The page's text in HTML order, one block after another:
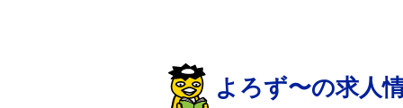
よろず〜の求人